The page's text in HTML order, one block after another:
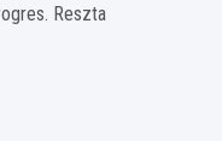
Reszta